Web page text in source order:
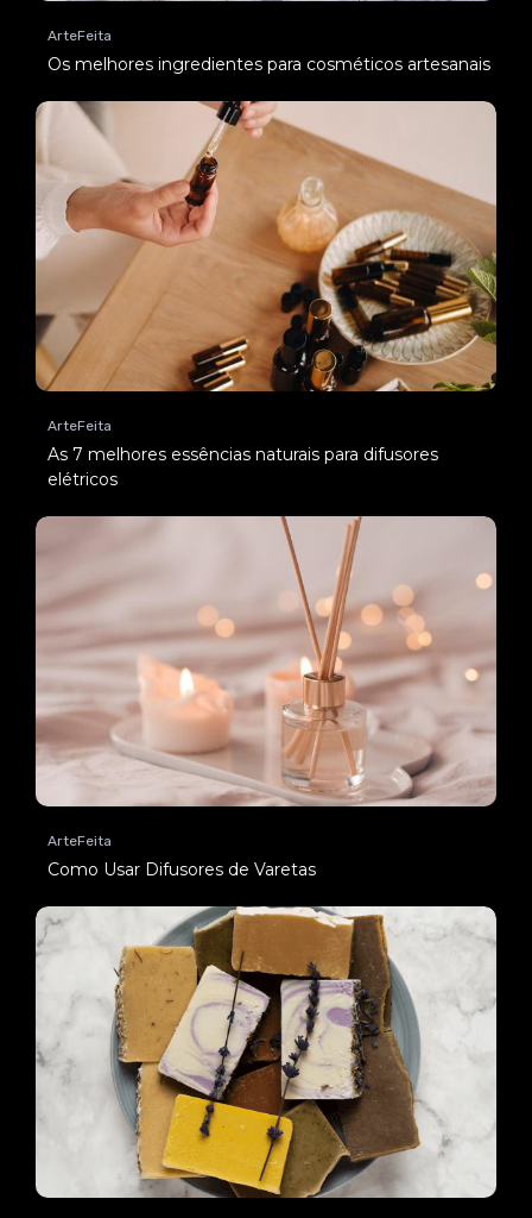
ArteFeita
Os melhores ingredientes para cosméticos artesanais
ArteFeita
As 7 melhores essências naturais para difusores
elétricos
ArteFeita
Como Usar Difusores de Varetas